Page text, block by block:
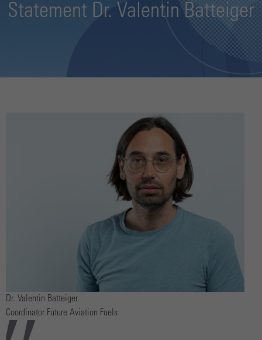
Statement Dr. Valentin Batteiger
Dr. Valentin Batteiger
Coordinator Future Aviation Fuels